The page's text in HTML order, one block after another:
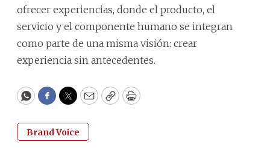
ofrecer experiencias, donde el producto, el
servicio y el componente humano se integran
como parte de una misma visión: crear
experiencia sin antecedentes.
WhatsApp
Facebook
Twitter
EmailCopyPrint
Brand Voice